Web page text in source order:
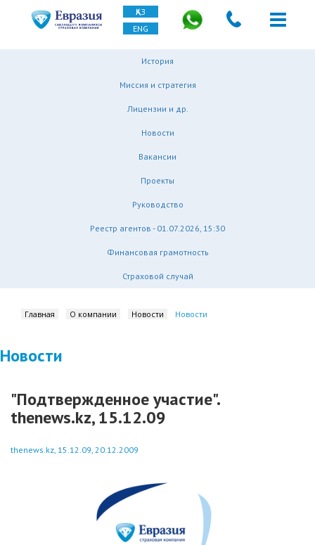
ҚАЗ
ENG
История
Миссия и стратегия
Лицензии и др.
Новости
Вакансии
Проекты
Руководство
Реестр агентов - 01.07.2026, 15:30
Финансовая грамотность
Страховой случай
Главная О компании Новости Новости
Новости
"Подтвержденное участие".
thenews.kz, 15.12.09
thenews.kz, 15.12.09, 20.12.2009